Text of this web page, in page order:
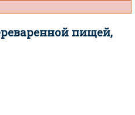
пищей,